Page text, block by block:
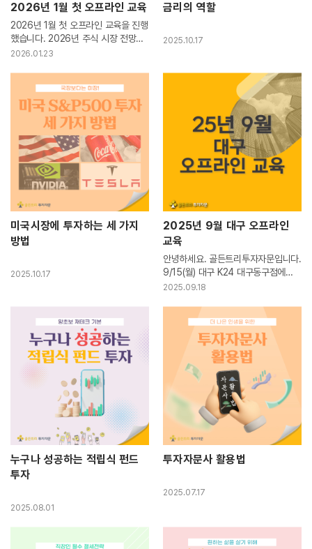
리오 분산투자를 통해 위험을 최소화하는 것입니다.넷째, 2/5/8/11월 분
기당 리밸런싱이 진행됩니다.정기적인 리밸런싱을 통해 가격이 상승해
비중이 확대된 투자상품은 비중을 축소하고, 가격이 하락해 비중이 축소
된 투자상품은 비중을 확대합니다. 이 과정을 통해 평가금액으로만 머물
통해 투자수익률을 향상시키고, 투자위험은 축소해 투자성과의 지표인
'위험 대비 수익률(샤프비율)'을 끌어올립니다.다섯째, 고객님들에게 매
월 수익률 자료가 발송됩니다.현재 연금저축 5개 MP, 퇴직연금 5개 M
P, 일반투자 7개 MP에 대해 표준 수익률 자료인 Fact Sheet를 보내드
립니다. 전월 리뷰와 익월 시장전망과 함께 포트폴리오 성과를 보내드리
기 때문에 직접 시장과 투자 상황을 확인하실 수 있습니다. 매월 말일 기
준으로 다음 달 2~3영업일에 발송됩니다.여섯째, 맞춤형 상품으로 원하
는 투자도 가능합니다.연금저축, 퇴직연금, 일반투자 모두 맞춤형 MP를
제공하고 있습니다. 맞춤형으로 자문계약이 가능해 고객님이 원하시는
투자상품이나 투자권유대행인이 주력으로 생각하는 상품을 제안하실 수
있습니다.이상으로 골든트리투자자문에서 투자권유대행인을 해야하는
6가지 이유에 대해 말씀드렸습니다.결론은 골든트리투자자문 투자권유
대행인을 하면 자문수수료로 인해 소득을 추가적으로 창출할 수 있고, 자
읽어주셔서 감사합니다.등록과 관련한 문의는 옆에 '문의하기'를 클릭해
주세요.
2026년 1월 첫 오프라인 교육
2026년 1월 첫 오프라인 교육을 진행
했습니다. 2026년 주식 시장 전망과
2025년 IPO 총정리 교육을 진행했는
속에 교육이 진행되었습니다.2026년
분기마다 오프라인 교육을 진행할 계
획입니다.교육과 관련...
2026.01.23
금리의 역할
2025.10.17
미국시장에 투자하는 세 가지
방법
2025.10.17
2025년 9월 대구 오프라인
교육
안녕하세요. 골든트리투자자문입니다.
9/15(월) 대구 K24 대구동구점에
서 오프라인 교육이 진행되었습니
산가 & 법인자금 포트폴리오 구성>을
주제로 김경철 상무가 1교시 진행을
했고, 2교시는 <지금 당장 투자해...
2025.09.18
누구나 성공하는 적립식 펀드
투자
2025.08.01
투자자문사 활용법
2025.07.17